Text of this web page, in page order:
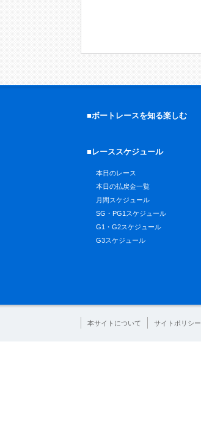
■ボートレースを知る楽しむ
■レーススケジュール
本日のレース
本日の払戻金一覧
月間スケジュール
SG・PG1スケジュール
G1・G2スケジュール
G3スケジュール
本サイトについて サイトポリシー